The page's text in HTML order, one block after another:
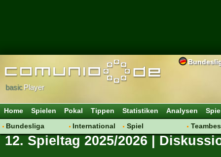
basicPlayer
Home Spielen Pokal Tippen Statistiken Analysen
Bundesliga
Hot News
International
Vereine
Spiel
Regeln & Tipps
12. Spieltag 2025/2026 |